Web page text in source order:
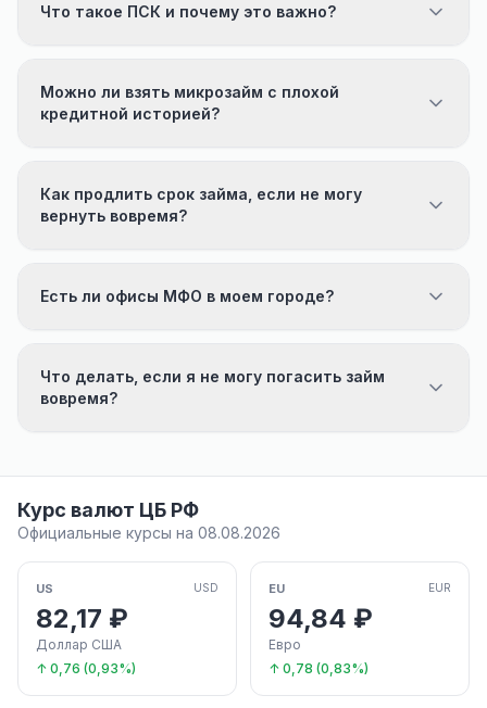
Что такое ПСК и почему это важно?
Можно ли взять микрозайм с плохой
кредитной историей?
Как продлить срок займа, если не могу
вернуть вовремя?
Есть ли офисы МФО в моем городе?
Что делать, если я не могу погасить займ
вовремя?
Курс валют ЦБ РФ
Официальные курсы на 08.08.2026
US USD
82,17 ₽
Доллар США
↑ 0,76 (0,93%)
EU EUR
94,84 ₽
Евро
↑ 0,78 (0,83%)